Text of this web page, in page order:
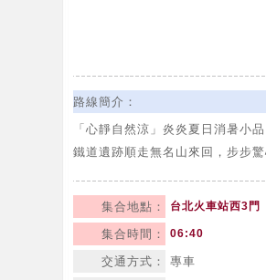
路線簡介：
「心靜自然涼」炎炎夏日消暑小
鐵道遺跡順走無名山來回，步步
集合地點： 台北火車站西3門
集合時間： 06:40
交通方式：
專車